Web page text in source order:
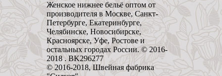
Женское нижнее бельё оптом от
производителя в Москве, Санкт-
Петербурге, Екатеринбурге,
Челябинске, Новосибирске,
Красноярске, Уфе, Ростове и
остальных городах России. © 2016-
2018 . BK296277
© 2016-2018, Швейная фабрика